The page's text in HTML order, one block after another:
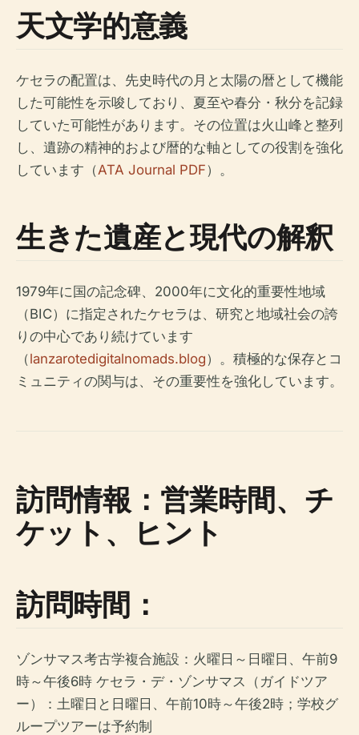
天文学的意義
ケセラの配置は、先史時代の月と太陽の暦として機能
した可能性を示唆しており、夏至や春分・秋分を記録
していた可能性があります。その位置は火山峰と整列
し、遺跡の精神的および暦的な軸としての役割を強化
しています（ATA Journal PDF）。
生きた遺産と現代の解釈
1979年に国の記念碑、2000年に文化的重要性地域
（BIC）に指定されたケセラは、研究と地域社会の誇
りの中心であり続けています
（lanzarotedigitalnomads.blog）。積極的な保存とコ
ミュニティの関与は、その重要性を強化しています。
訪問情報：営業時間、チ
ケット、ヒント
訪問時間：
ゾンサマス考古学複合施設：火曜日～日曜日、午前9
時～午後6時 ケセラ・デ・ゾンサマス（ガイドツア
ー）：土曜日と日曜日、午前10時～午後2時；学校グ
ループツアーは予約制